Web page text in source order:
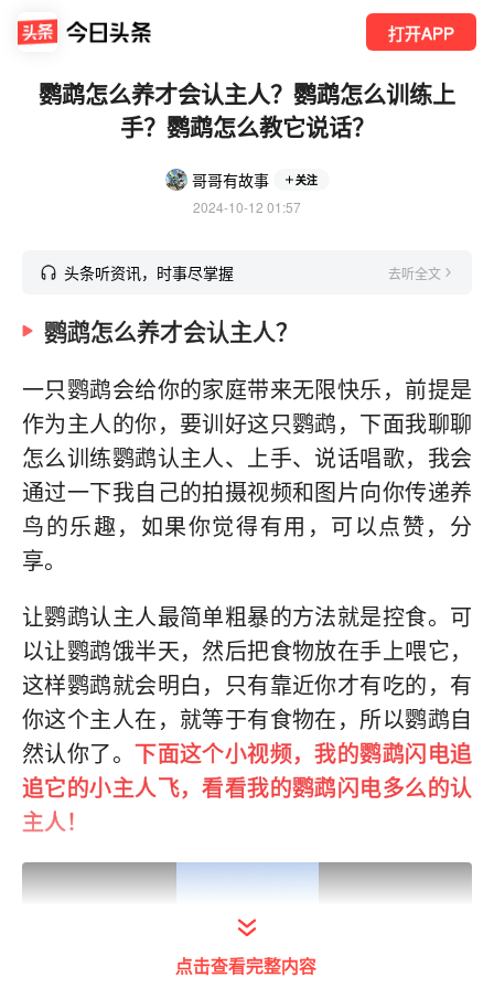
打开APP
鹦鹉怎么养才会认主人？鹦鹉怎么训练上
手？鹦鹉怎么教它说话？
哥哥有故事 关注
2024-10-12 01:57
头条听资讯，时事尽掌握 去听全文
鹦鹉怎么养才会认主人？
一只鹦鹉会给你的家庭带来无限快乐，前提是
作为主人的你，要训好这只鹦鹉，下面我聊聊
怎么训练鹦鹉认主人、上手、说话唱歌，我会
通过一下我自己的拍摄视频和图片向你传递养
鸟的乐趣，如果你觉得有用，可以点赞，分
享。
让鹦鹉认主人最简单粗暴的方法就是控食。可
以让鹦鹉饿半天，然后把食物放在手上喂它，
这样鹦鹉就会明白，只有靠近你才有吃的，有
你这个主人在，就等于有食物在，所以鹦鹉自
然认你了。下面这个小视频，我的鹦鹉闪电追
追它的小主人飞，看看我的鹦鹉闪电多么的认
主人！
点击查看完整内容